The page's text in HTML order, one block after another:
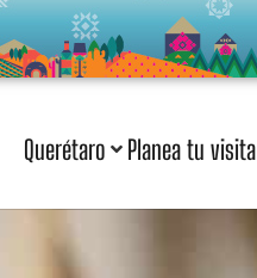
Querétaro Planea tu visita